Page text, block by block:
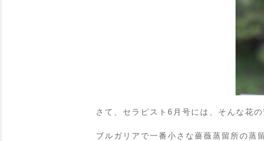
さて、セラピスト6月号には、そんな花
ブルガリアで一番小さな薔薇蒸留所の蒸